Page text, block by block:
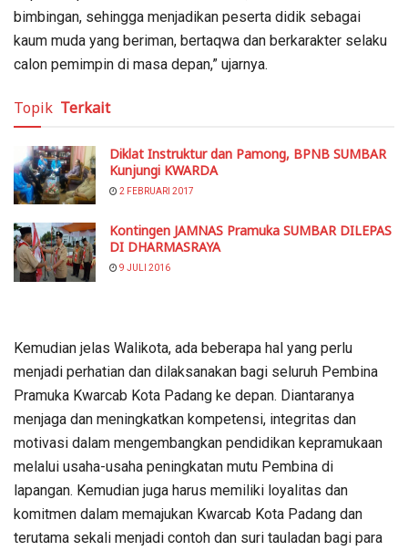
bimbingan, sehingga menjadikan peserta didik sebagai
kaum muda yang beriman, bertaqwa dan berkarakter selaku
calon pemimpin di masa depan,” ujarnya.
Topik Terkait
Diklat Instruktur dan Pamong, BPNB SUMBAR
Kunjungi KWARDA
2 FEBRUARI 2017
Kontingen JAMNAS Pramuka SUMBAR DILEPAS
DI DHARMASRAYA
9 JULI 2016
Kemudian jelas Walikota, ada beberapa hal yang perlu
menjadi perhatian dan dilaksanakan bagi seluruh Pembina
Pramuka Kwarcab Kota Padang ke depan. Diantaranya
menjaga dan meningkatkan kompetensi, integritas dan
motivasi dalam mengembangkan pendidikan kepramukaan
melalui usaha-usaha peningkatan mutu Pembina di
lapangan. Kemudian juga harus memiliki loyalitas dan
komitmen dalam memajukan Kwarcab Kota Padang dan
terutama sekali menjadi contoh dan suri tauladan bagi para